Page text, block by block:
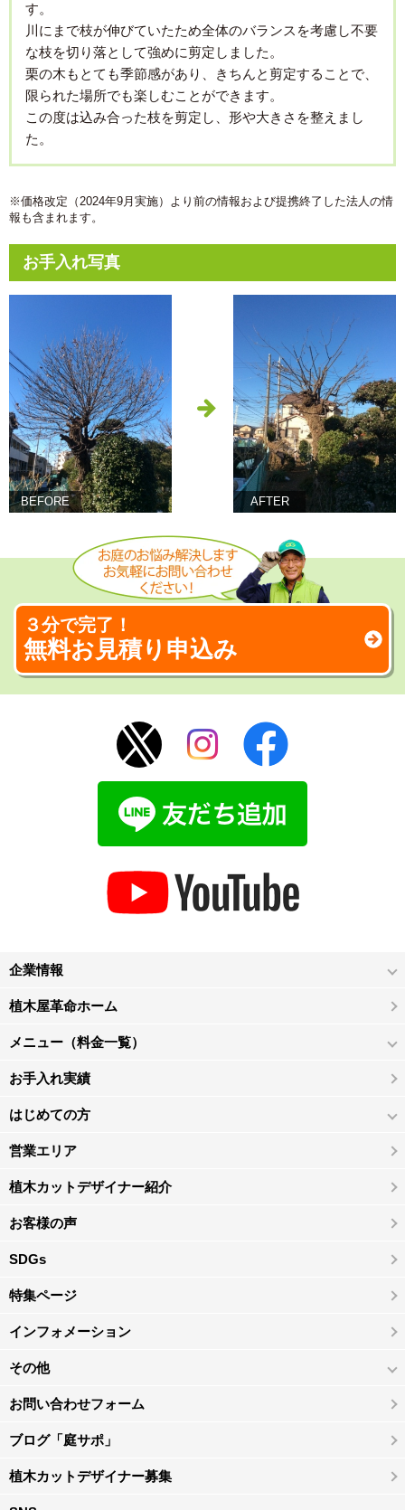
す。
川にまで枝が伸びていたため全体のバランスを考慮し不要
な枝を切り落として強めに剪定しました。
栗の木もとても季節感があり、きちんと剪定することで、
限られた場所でも楽しむことができます。
この度は込み合った枝を剪定し、形や大きさを整えまし
た。
※価格改定（2024年9月実施）より前の情報および提携終了した法人の情
報も含まれます。
お手入れ写真
BEFORE AFTER
３分で完了！
無料お見積り申込み
企業情報
植木屋革命ホーム
メニュー（料金一覧）
お手入れ実績
はじめての方
営業エリア
植木カットデザイナー紹介
お客様の声
SDGs
特集ページ
インフォメーション
その他
お問い合わせフォーム
ブログ「庭サポ」
植木カットデザイナー募集